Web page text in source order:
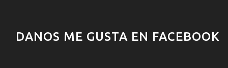
DANOS ME GUSTA EN FACEBOOK